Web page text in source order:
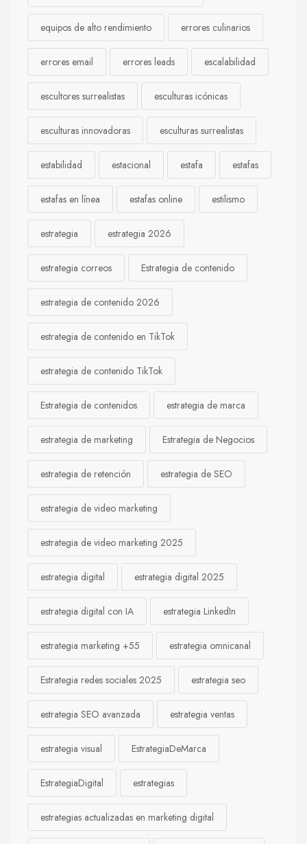
equipos de alto rendimiento errores culinarios
errores email errores leads escalabilidad
escultores surrealistas esculturas icónicas
esculturas innovadoras esculturas surrealistas
estabilidad estacional estafa estafas
estafas en línea estafas online estilismo
estrategia estrategia 2026
estrategia correos Estrategia de contenido
estrategia de contenido 2026
estrategia de contenido en TikTok
estrategia de contenido TikTok
Estrategia de contenidos estrategia de marca
estrategia de marketing Estrategia de Negocios
estrategia de retención estrategia de SEO
estrategia de video marketing
estrategia de video marketing 2025
estrategia digital estrategia digital 2025
estrategia digital con IA estrategia LinkedIn
estrategia marketing +55 estrategia omnicanal
Estrategia redes sociales 2025 estrategia seo
estrategia SEO avanzada estrategia ventas
estrategia visual EstrategiaDeMarca
EstrategiaDigital estrategias
estrategias actualizadas en marketing digital